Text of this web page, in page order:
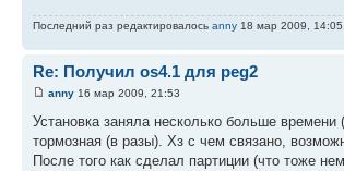
Последний раз редактировалось anny 18 мар 2009,
Re: Получил os4.1 для peg2
anny 16 мар 2009, 21:53
Установка заняла несколько больше
тормозная (в разы). Хз с чем связано,
После того как сделал партиции (что тоже